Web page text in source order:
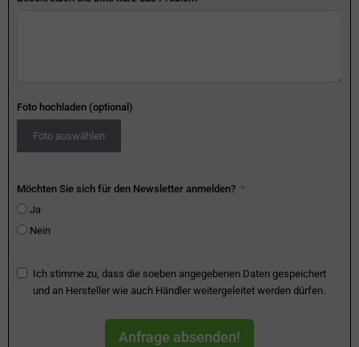
Foto hochladen (optional)
Foto auswählen
Möchten Sie sich für den Newsletter anmelden?
Ja
Nein
Ich stimme zu, dass die soeben angegebenen Daten gespeichert
und an Hersteller wie auch Händler weitergeleitet werden dürfen.
Anfrage absenden!